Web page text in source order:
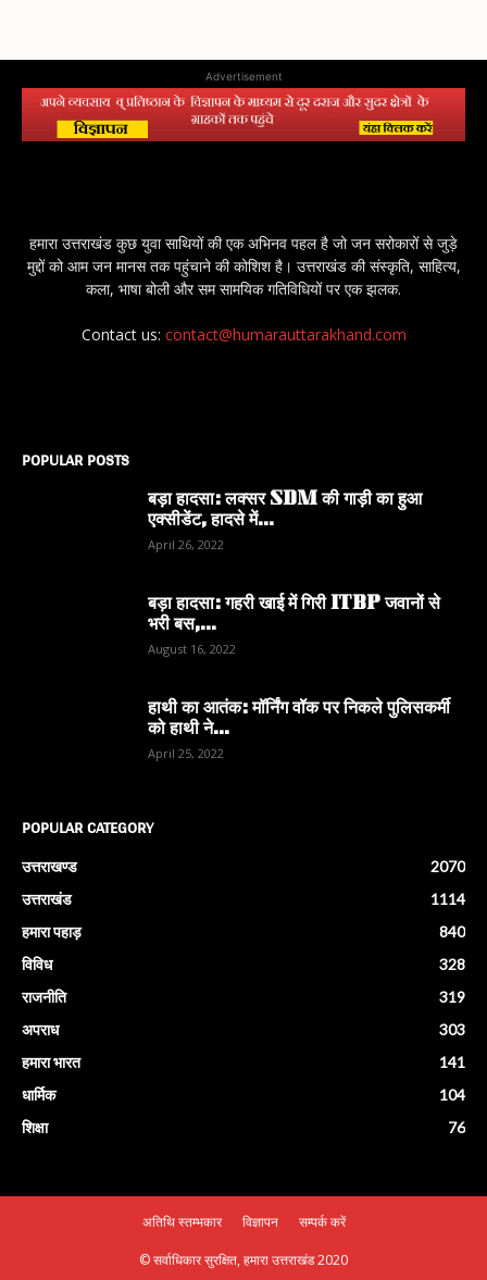
Advertisement
हमारा उत्तराखंड कुछ युवा साथियों की एक अभिनव पहल है जो जन सरोकारों से जुड़े
मुद्दों को आम जन मानस तक पहुंचाने की कोशिश है। उत्तराखंड की संस्कृति, साहित्य,
कला, भाषा बोली और सम सामयिक गतिविधियों पर एक झलक.
Contact us: contact@humarauttarakhand.com
POPULAR POSTS
बड़ा हादसा: लक्सर SDM की गाड़ी का हुआ
एक्सीडेंट, हादसे में...
April 26, 2022
बड़ा हादसा: गहरी खाई में गिरी ITBP जवानों से
भरी बस,...
August 16, 2022
हाथी का आतंक: मॉर्निंग वॉक पर निकले पुलिसकर्मी
को हाथी ने...
April 25, 2022
POPULAR CATEGORY
उत्तराखण्ड
2070
उत्तराखंड
1114
हमारा पहाड़
840
विविध
328
राजनीति
319
अपराध
303
हमारा भारत
141
धार्मिक
104
शिक्षा
76
अतिथि स्तम्भकार विज्ञापन सम्पर्क करें
© सर्वाधिकार सुरक्षित, हमारा उत्तराखंड 2020